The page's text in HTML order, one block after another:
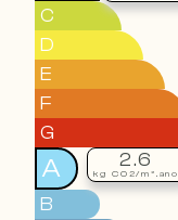
C
D
E
F
G
A
B
2.6
kg CO2/m².ano